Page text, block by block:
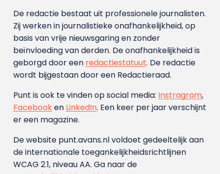
De redactie bestaat uit professionele journalisten.
Zij werken in journalistieke onafhankelijkheid, op
basis van vrije nieuwsgaring en zonder
beïnvloeding van derden. De onafhankelijkheid is
geborgd door een redactiestatuut. De redactie
wordt bijgestaan door een Redactieraad.
Punt is ook te vinden op social media: Instragram,
Facebooken LinkedIn. Een keer per jaar verschijnt
er een magazine.
De website punt.avans.nl voldoet gedeeltelijk aan
de internationale toegankelijkheidsrichtlijnen
WCAG 2.1, niveau AA. Ga naar de